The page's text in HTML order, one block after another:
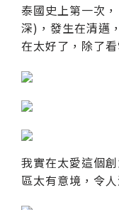
泰國史上第一次
深)，發生在清邁
在太好了，除了
我實在太愛這個
區太有意境，令